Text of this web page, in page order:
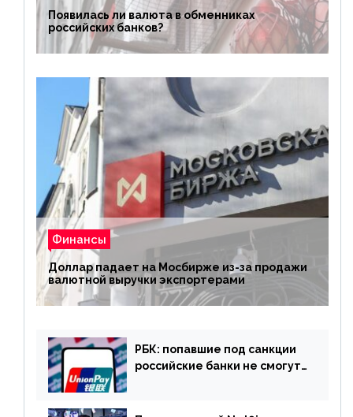
Появилась ли валюта в обменниках
российских банков?
Финансы
Доллар падает на Мосбирже из-за продажи
валютной выручки экспортерами
РБК: попавшие под санкции
российские банки не смогут